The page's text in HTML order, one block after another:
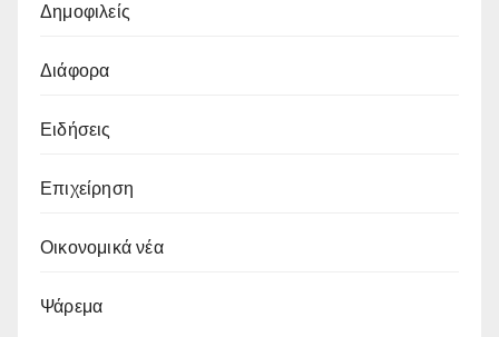
Δημοφιλείς
Διάφορα
Ειδήσεις
Επιχείρηση
Οικονομικά νέα
Ψάρεμα